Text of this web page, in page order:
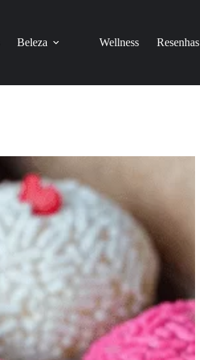
Beleza Wellness Resenhas